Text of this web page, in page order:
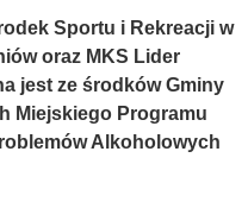
Sportu i Rekreacji w
oraz MKS Lider
jest ze środków Gminy
Miejskiego Programu
Alkoholowych